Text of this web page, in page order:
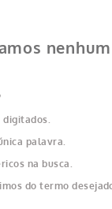
digitados.
palavra.
na busca.
do termo